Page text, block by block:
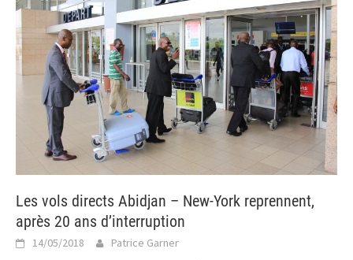
Les vols directs Abidjan – New-York reprennent,
après 20 ans d’interruption
14/05/2018 Patrice Garner